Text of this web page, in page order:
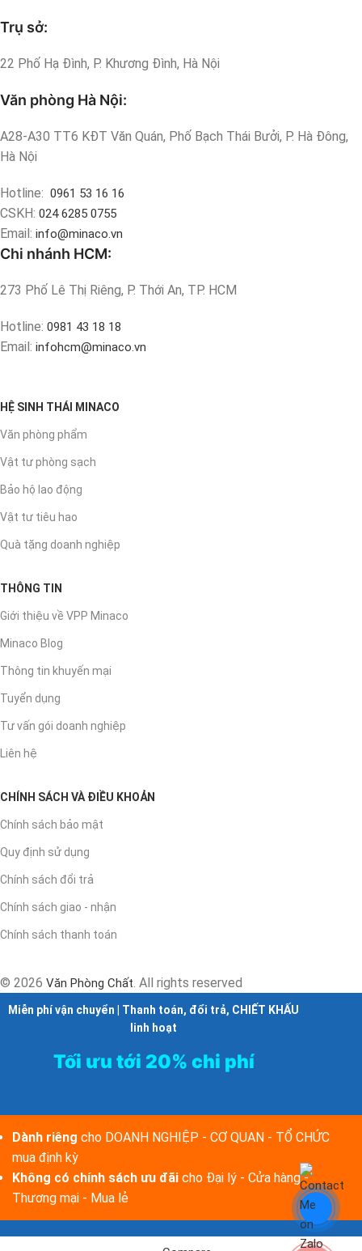
Trụ sở:
22 Phố Hạ Đình, P. Khương Đình, Hà Nội
Văn phòng Hà Nội:
A28-A30 TT6 KĐT Văn Quán, Phố Bạch Thái Bưởi, P. Hà Đông,
Hà Nội
Hotline: 0961 53 16 16
CSKH: 024 6285 0755
Email: info@minaco.vn
Chi nhánh HCM:
273 Phố Lê Thị Riêng, P. Thới An, TP. HCM
Hotline: 0981 43 18 18
Email: infohcm@minaco.vn
HỆ SINH THÁI MINACO
Văn phòng phẩm
Vật tư phòng sạch
Bảo hộ lao động
Vật tư tiêu hao
Quà tặng doanh nghiệp
THÔNG TIN
Giới thiệu về VPP Minaco
Minaco Blog
Thông tin khuyến mại
Tuyển dụng
Tư vấn gói doanh nghiệp
Liên hệ
CHÍNH SÁCH VÀ ĐIỀU KHOẢN
Chính sách bảo mật
Quy định sử dụng
Chính sách đổi trả
Chính sách giao - nhận
Chính sách thanh toán
© 2026 Văn Phòng Chất. All rights reserved
Miễn phí vận chuyển | Thanh toán, đổi trả, CHIẾT KHẤU
linh hoạt
Tối ưu tới 20% chi phí
Dành riêng cho DOANH NGHIỆP - CƠ QUAN - TỔ CHỨC
mua định kỳ
Không có chính sách ưu đãi cho Đại lý - Cửa hàng -
Thương mại - Mua lẻ